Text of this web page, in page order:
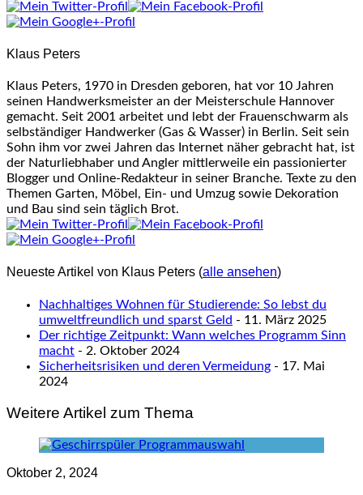
tabs
change
below.
Klaus Peters
Klaus Peters, 1970 in Dresden geboren, hat vor 10 Jahren
seinen Handwerksmeister an der Meisterschule Hannover
gemacht. Seit 2001 arbeitet und lebt der Frauenschwarm als
selbständiger Handwerker (Gas & Wasser) in Berlin. Seit sein
Sohn ihm vor zwei Jahren das Internet näher gebracht hat, ist
der Naturliebhaber und Angler mittlerweile ein passionierter
Blogger und Online-Redakteur in seiner Branche. Texte zu den
Themen Garten, Möbel, Ein- und Umzug sowie Dekoration
und Bau sind sein täglich Brot.
Neueste Artikel von Klaus Peters (alle ansehen)
Nachhaltiges Wohnen für Studierende: So lebst du
umweltfreundlich und sparst Geld - 11. März 2025
Der richtige Zeitpunkt: Wann welches Programm Sinn
macht - 2. Oktober 2024
Sicherheitsrisiken und deren Vermeidung - 17. Mai
2024
Weitere Artikel zum Thema
Oktober 2, 2024